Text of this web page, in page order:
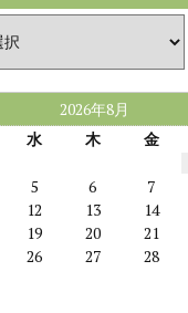
2026年8月
水 木 金
5 6 7
12 13 14
19 20 21
26 27 28